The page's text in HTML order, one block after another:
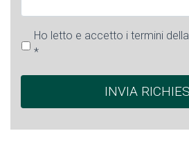
Ho letto e accetto i termini della
*